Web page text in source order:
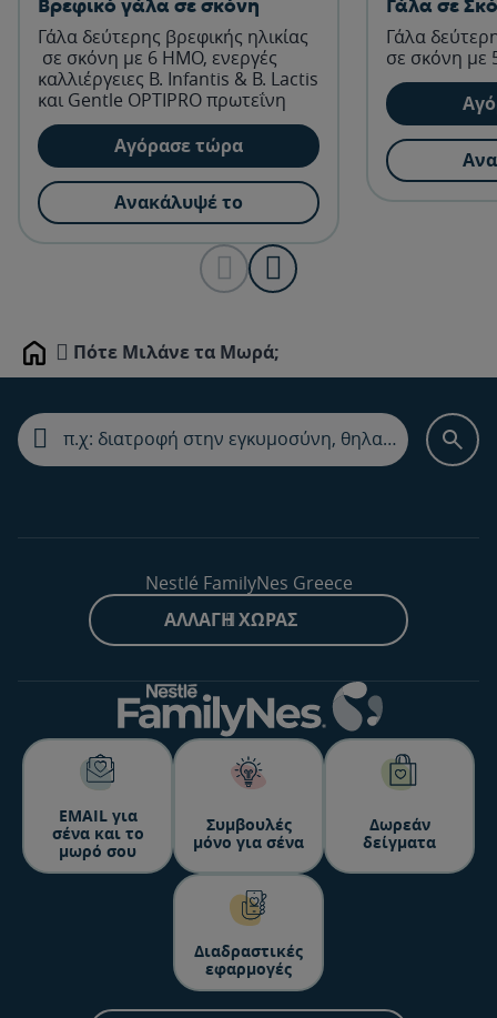
Βρεφικό γάλα σε σκόνη
Γάλα δεύτερης βρεφικής ηλικίας
σε σκόνη με 6 ΗΜΟ, ενεργές
καλλιέργειες Β. Infantis & B. Lactis
και Gentle OPTIPRO πρωτεΐνη
Αγόρασε τώρα
Ανακάλυψέ το
Γάλα σε
Γάλα
σε σκόνη
Home Πότε Μιλάνε τα Μωρά;
Nestlé FamilyNes Greece
ΑΛΛΑΓΉ ΧΏΡΑΣ
ΕΜΑΙL για
σένα και το
μωρό σου
Συμβουλές
μόνο για σένα
Δωρεάν
δείγματα
Διαδραστικές
εφαρμογές